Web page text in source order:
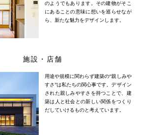
のようでもあります。その建物がそこ
にあることの意味に想いを巡らせなが
ら、新たな魅力をデザインします。
施設・店舗
用途や規模に関わらず建築の“親しみや
すさ”は私たちの関心事です。デザイン
された親しみやすさを持つことで、建
築は人と社会との新しい関係をつくり
だしていけるものと考えています。